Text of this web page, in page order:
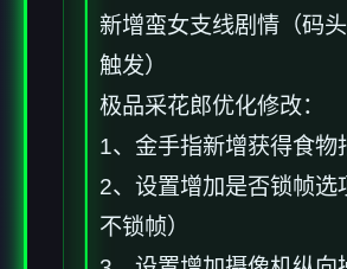
新增蛮女支线剧情（码
触发）
极品采花郎优化修改：
1、金手指新增获得食物
2、设置增加是否锁帧选
不锁帧）